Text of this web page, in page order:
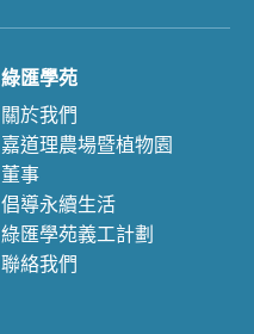
綠匯學苑
關於我們
嘉道理農場暨植物園
董事
倡導永續生活
綠匯學苑義工計劃
聯絡我們